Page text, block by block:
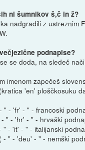
ni šumnikov š,č in ž?
nadgradili z ustreznim
podnapise?
se doda, na sledeč
imenom zapečeš
'en' ploščkosuku
" - 'fr' - " - francoski
" - 'hr' - " - hrvaški
" - 'it' - " - italijanski
- " - 'deu' - " - nemški